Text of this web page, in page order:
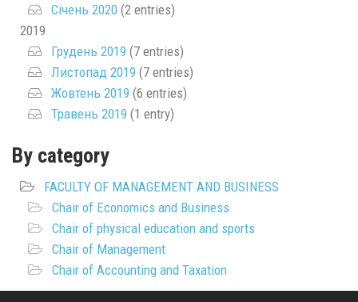
Січень 2020 (2 entries)
2019
Грудень 2019 (7 entries)
Листопад 2019 (7 entries)
Жовтень 2019 (6 entries)
Травень 2019 (1 entry)
By category
FACULTY OF MANAGEMENT AND BUSINESS
Chair of Economics and Business
Chair of physical education and sports
Chair of Management
Chair of Accounting and Taxation